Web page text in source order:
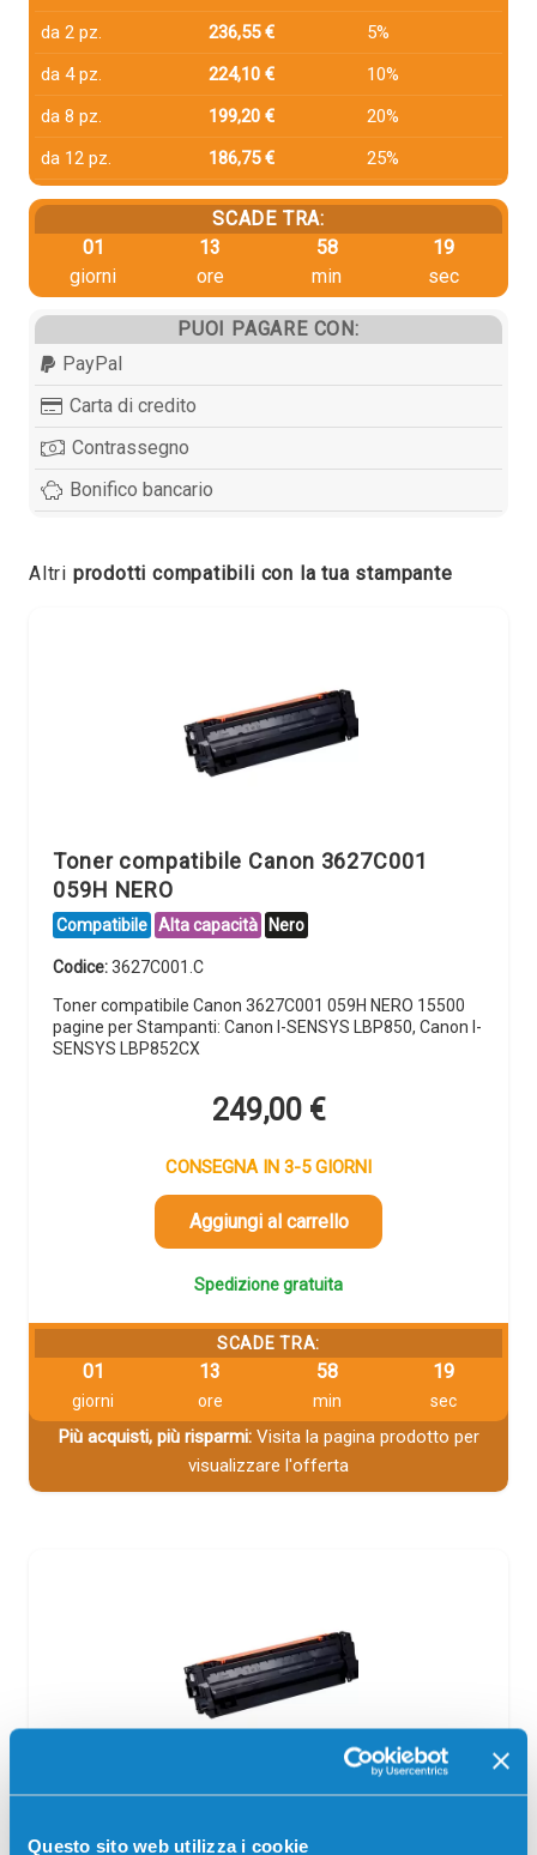
Questo sito web utilizza i cookie
da 2 pz.
236,55 €
5%
da 4 pz.
224,10 €
10%
da 8 pz.
199,20 €
20%
da 12 pz.
186,75 € 25%
SCADE TRA:
01
giorni
13
ore
58
min
18
sec
PUOI PAGARE CON:
PayPal
Carta di credito
Contrassegno
Bonifico bancario
Altri prodotti compatibili con la tua stampante
Toner compatibile Canon 3627C001
059H NERO
Compatibile Alta capacità Nero
Codice:3627C001.C
Toner compatibile Canon 3627C001 059H NERO 15500
pagine per Stampanti: Canon I-SENSYS LBP850, Canon I-
SENSYS LBP852CX
249,00 €
CONSEGNA IN 3-5 GIORNI
Aggiungi al carrello
Spedizione gratuita
SCADE TRA:
01
giorni
13
ore
58
min
18
sec
Più acquisti, più risparmi:Visita la pagina prodotto per
visualizzare l'offerta
Toner compatibile Canon 3626C001